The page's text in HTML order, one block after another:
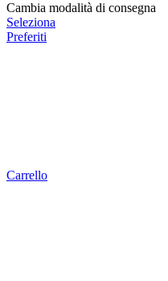
Cambia modalità di consegna
Seleziona
Preferiti
Carrello